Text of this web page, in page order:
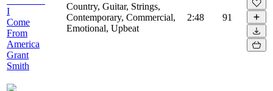
I
Come
From
America
Grant
Smith
Country, Guitar, Strings,
Contemporary, Commercial,
Emotional, Upbeat
2:48 91